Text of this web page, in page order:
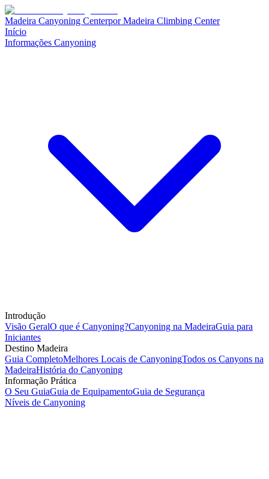
Madeira Canyoning CenterporMadeira Climbing Center
Início
Informações Canyoning
Introdução
Visão GeralO que é Canyoning?Canyoning na MadeiraGuia para
Iniciantes
Destino Madeira
Guia CompletoMelhores Locais de CanyoningTodos os Canyons na
MadeiraHistória do Canyoning
Informação Prática
O Seu GuiaGuia de EquipamentoGuia de Segurança
Níveis de Canyoning